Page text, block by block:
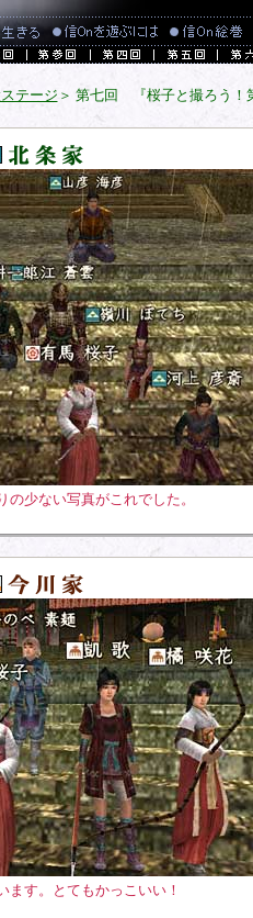
テージ ＞ 第七回 『桜子と撮ろう
少ない写真がこれでした。
ます。とてもかっこいい！